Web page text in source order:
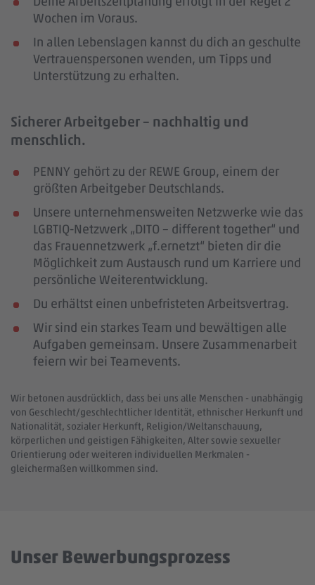
Wochen im Voraus.
In allen Lebenslagen kannst du dich an geschulte
Vertrauenspersonen wenden, um Tipps und
Unterstützung zu erhalten.
Sicherer Arbeitgeber – nachhaltig und
menschlich.
PENNY gehört zu der REWE Group, einem der
größten Arbeitgeber Deutschlands.
Unsere unternehmensweiten Netzwerke wie das
LGBTIQ-Netzwerk „DITO – different together“ und
das Frauennetzwerk „f.ernetzt“ bieten dir die
Möglichkeit zum Austausch rund um Karriere und
persönliche Weiterentwicklung.
Du erhältst einen unbefristeten Arbeitsvertrag.
Wir sind ein starkes Team und bewältigen alle
Aufgaben gemeinsam. Unsere Zusammenarbeit
feiern wir bei Teamevents.
Wir betonen ausdrücklich, dass bei uns alle Menschen - unabhängig
von Geschlecht/geschlechtlicher Identität, ethnischer Herkunft und
Nationalität, sozialer Herkunft, Religion/Weltanschauung,
körperlichen und geistigen Fähigkeiten, Alter sowie sexueller
Orientierung oder weiteren individuellen Merkmalen -
gleichermaßen willkommen sind.
Unser Bewerbungsprozess